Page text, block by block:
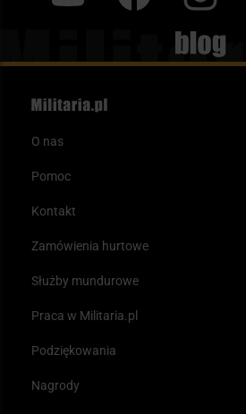
Blog
O nas
Pomoc
Kontakt
Zamówienia hurtowe
Służby mundurowe
Praca w Militaria.pl
Podziękowania
Nagrody